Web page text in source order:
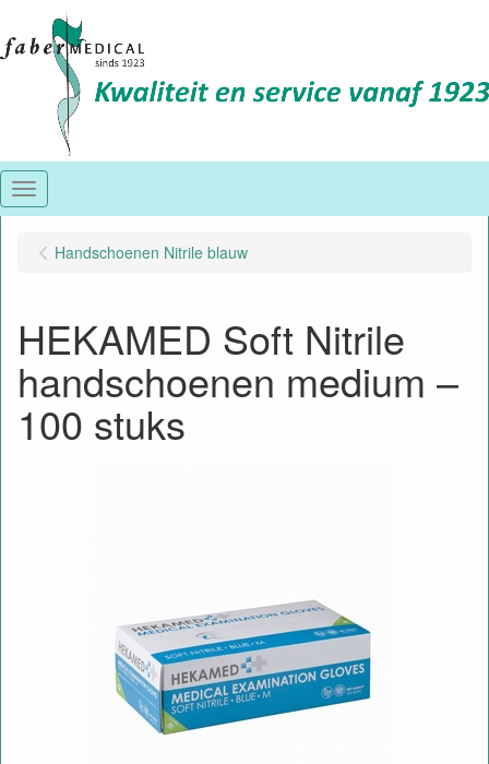
Menu
Handschoenen Nitrile blauw
HEKAMED Soft Nitrile
handschoenen medium –
100 stuks